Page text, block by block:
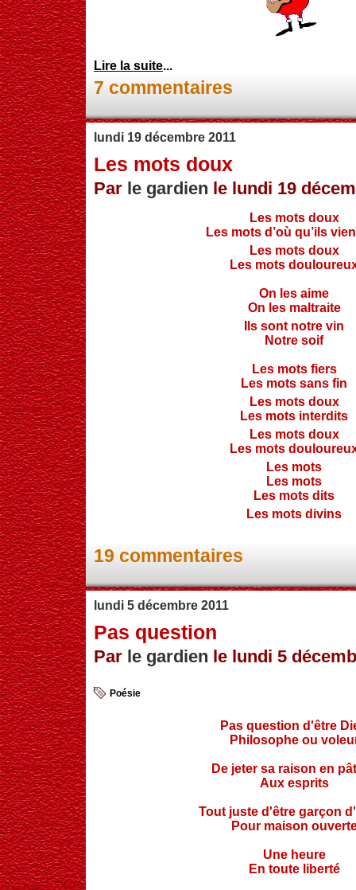
Lire la suite...
7 commentaires
lundi 19 décembre 2011
Les mots doux
Par le gardien le lundi 19
Les mots doux
Les mots d’où qu’ils
Les mots doux
Les mots
On les aime
On les maltraite
Ils sont notre vin
Notre soif
Les mots fiers
Les mots sans fin
Les mots doux
Les mots interdits
Les mots doux
Les mots
Les mots
Les mots
Les mots dits
Les mots divins
19 commentaires
lundi 5 décembre 2011
Pas question
Par le gardien le lundi 5
Poésie
Pas question d'être
Philosophe ou
De jeter sa raison en
Aux esprits
Tout juste d'être garçon
Pour maison
Une heure
En toute liberté